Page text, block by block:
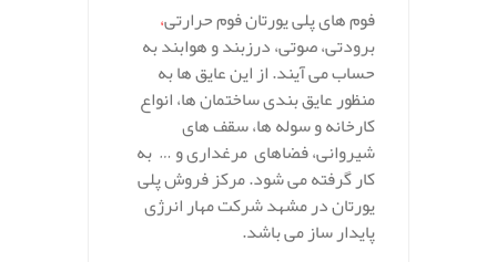
فوم های پلی یورتان فوم حرارتی،
برودتی، صوتی، درزبند و هوابند به
حساب می آیند. از این عایق ها به
منظور عایق بندی ساختمان ها، انواع
کارخانه و سوله ها، سقف های
شیروانی، فضاهای مرغداری و … به
کار گرفته می شود. مرکز فروش پلی
یورتان در مشهد شرکت مهار انرژی
پایدار ساز می باشد.